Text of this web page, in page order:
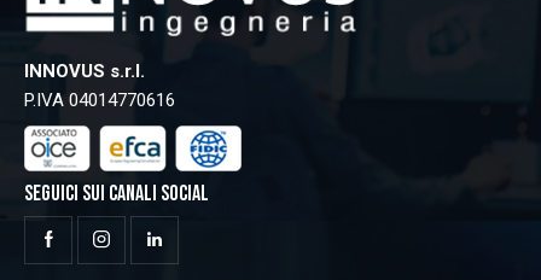
INNOVUS s.r.l.
P.IVA 04014770616
SEGUICI SUI CANALI SOCIAL